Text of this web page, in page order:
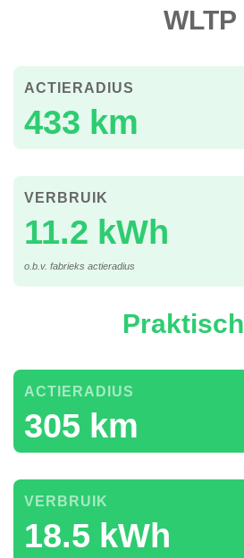
WLTP
433 km
ACTIERADIUS
11.2 kWh
VERBRUIK
o.b.v. fabrieks actieradius
Praktisch
305 km
ACTIERADIUS
18.5 kWh
VERBRUIK